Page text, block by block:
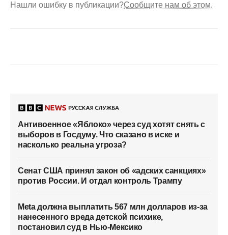
Нашли ошибку в публикации?Сообщите нам об этом.
Антивоенное «Яблоко» через суд хотят снять с
выборов в Госдуму. Что сказано в иске и
насколько реальна угроза?
Сенат США принял закон об «адских санкциях»
против России. И отдал контроль Трампу
Meta должна выплатить 567 млн долларов из-за
нанесенного вреда детской психике,
постановил суд в Нью-Мексико